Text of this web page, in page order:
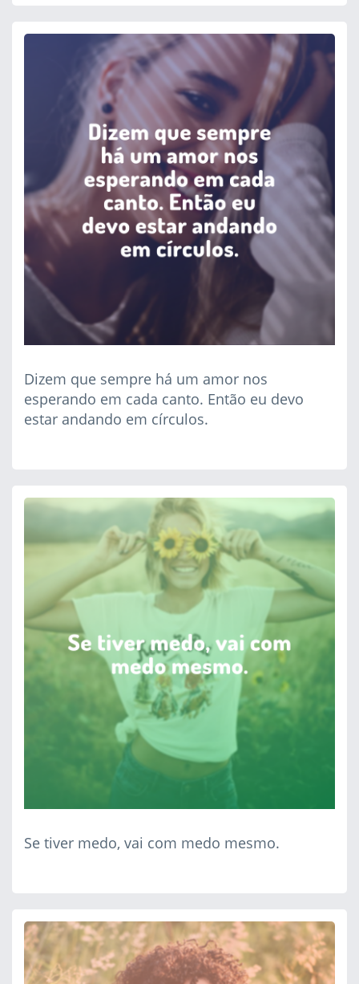
Dizem que sempre há um amor nos
esperando em cada canto. Então eu devo
estar andando em círculos.
Se tiver medo, vai com medo mesmo.